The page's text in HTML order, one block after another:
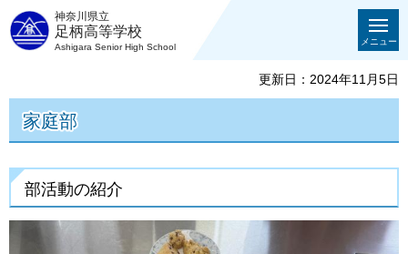
神奈川県立
足柄高等学校
Ashigara Senior High School
メニュー
更新日：2024年11月5日
家庭部
部活動の紹介